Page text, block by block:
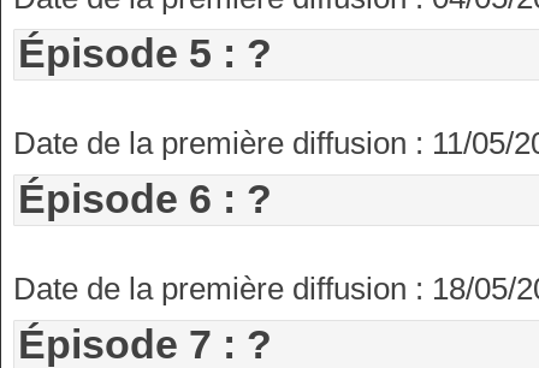
Épisode 5 : ?
Date de la première diffusion : 11/05/
Épisode 6 : ?
Date de la première diffusion : 18/05/
Épisode 7 : ?